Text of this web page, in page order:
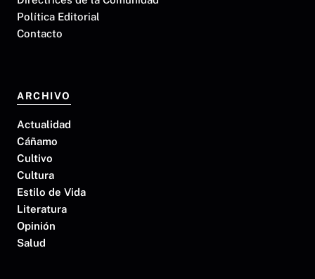
Política Editorial
Contacto
ARCHIVO
Actualidad
Cáñamo
Cultivo
Cultura
Estilo de Vida
Literatura
Opinión
Salud